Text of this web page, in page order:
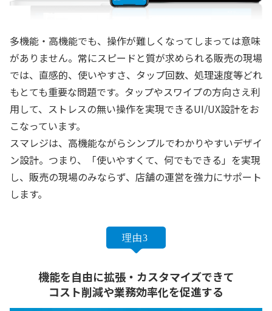
多機能・高機能でも、操作が難しくなってしまっては意味
がありません。常にスピードと質が求められる販売の現場
では、直感的、使いやすさ、タップ回数、処理速度等どれ
もとても重要な問題です。タップやスワイプの方向さえ利
用して、ストレスの無い操作を実現できるUI/UX設計をお
こなっています。
スマレジは、高機能ながらシンプルでわかりやすいデザイ
ン設計。つまり、「使いやすくて、何でもできる」を実現
し、販売の現場のみならず、店舗の運営を強力にサポート
します。
機能を自由に拡張・カスタマイズできて
コスト削減や業務効率化を促進する